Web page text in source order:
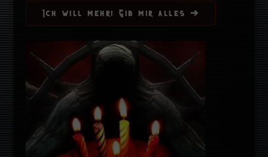
Ich will mehr! Gib mir alles ➔